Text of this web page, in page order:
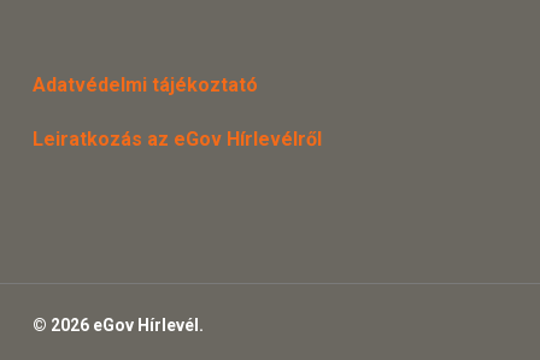
Adatvédelmi tájékoztató
Leiratkozás az eGov Hírlevélről
© 2026 eGov Hírlevél.